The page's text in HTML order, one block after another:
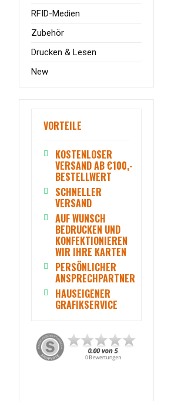
RFID-Medien
Zubehör
Drucken & Lesen
New
VORTEILE
KOSTENLOSER
VERSAND AB €100,-
BESTELLWERT
SCHNELLER
VERSAND
AUF WUNSCH
BEDRUCKEN UND
KONFEKTIONIEREN
WIR IHRE KARTEN
PERSÖNLICHER
ANSPRECHPARTNER
HAUSEIGENER
GRAFIKSERVICE